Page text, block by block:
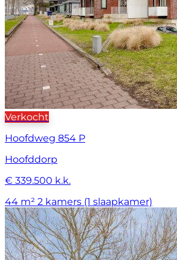
Verkocht
Hoofdweg 854 P
Hoofddorp
€ 339.500 k.k.
44 m² 2 kamers (1 slaapkamer)